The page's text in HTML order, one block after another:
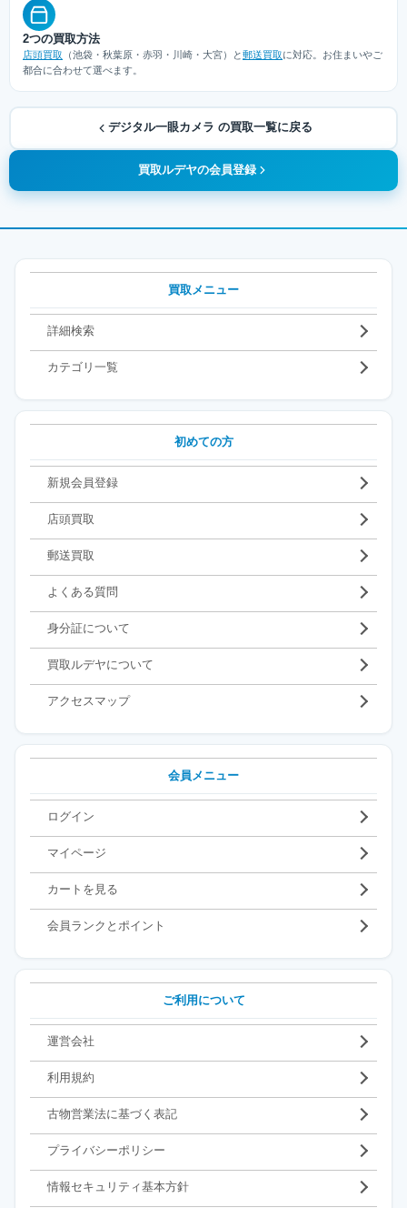
2つの買取方法
店頭買取 （池袋・秋葉原・赤羽・川崎・大宮）と郵送買取に対応。お住まいやご
都合に合わせて選べます。
デジタル一眼カメラ の買取一覧に戻る
買取ルデヤの会員登録
買取メニュー
詳細検索
カテゴリ一覧
初めての方
新規会員登録
店頭買取
郵送買取
よくある質問
身分証について
買取ルデヤについて
アクセスマップ
会員メニュー
ログイン
マイページ
カートを見る
会員ランクとポイント
ご利用について
運営会社
利用規約
古物営業法に基づく表記
プライバシーポリシー
情報セキュリティ基本方針